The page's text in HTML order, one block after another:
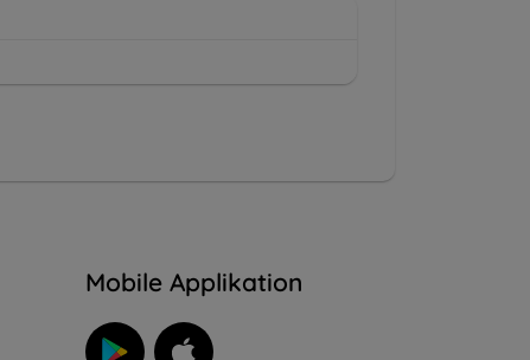
Mobile Applikation